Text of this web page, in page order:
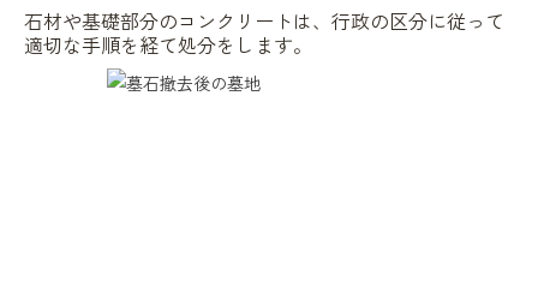
石材や基礎部分のコンクリートは、行政の区分に従って
適切な手順を経て処分をします。